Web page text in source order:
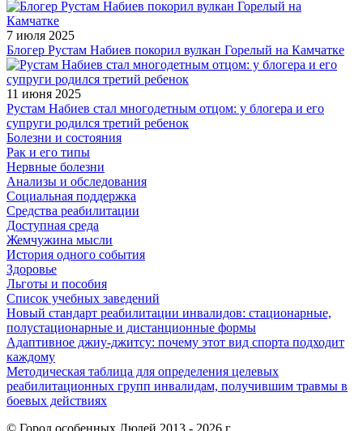
7 июля 2025
Блогер Рустам Набиев покорил вулкан Горелый на Камчатке
11 июня 2025
Рустам Набиев стал многодетным отцом: у блогера и его
супруги родился третий ребенок
Болезни и состояния
Рак и его типы
Нервные болезни
Анализы и обследования
Социальная поддержка
Средства реабилитации
Доступная среда
Жемчужина мысли
История одного события
Здоровье
Льготы и пособия
Список учебных заведений
Новый стандарт реабилитации инвалидов: стационарные,
полустационарные и дистанционные формы
Адаптивное джиу-джитсу: почему этот вид спорта подходит
каждому
Методическая таблица для определения целевых
реабилитационных групп инвалидам, получившим травмы в
боевых действиях